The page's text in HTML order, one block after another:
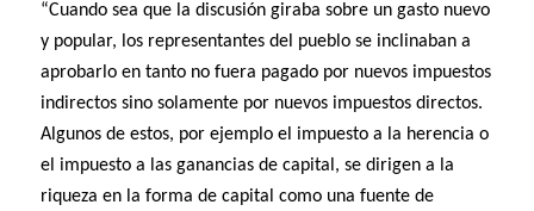
“Cuando sea que la discusión giraba sobre un gasto nuevo
y popular, los representantes del pueblo se inclinaban a
aprobarlo en tanto no fuera pagado por nuevos impuestos
indirectos sino solamente por nuevos impuestos directos.
Algunos de estos, por ejemplo el impuesto a la herencia o
el impuesto a las ganancias de capital, se dirigen a la
riqueza en la forma de capital como una fuente de